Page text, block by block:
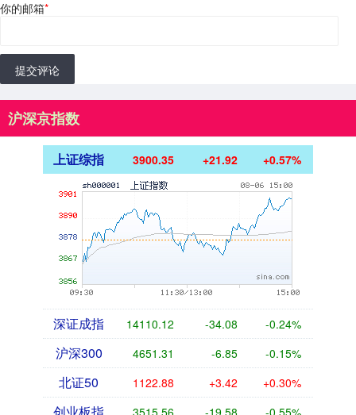
你的邮箱*
提交评论
沪深京指数
上证综指 3900.35 +21.92 +0.57%
深证成指 14110.12 -34.08 -0.24%
沪深300 4651.31 -6.85 -0.15%
北证50 1122.88 +3.42 +0.30%
创业板指 3515.56 -19.58 -0.55%